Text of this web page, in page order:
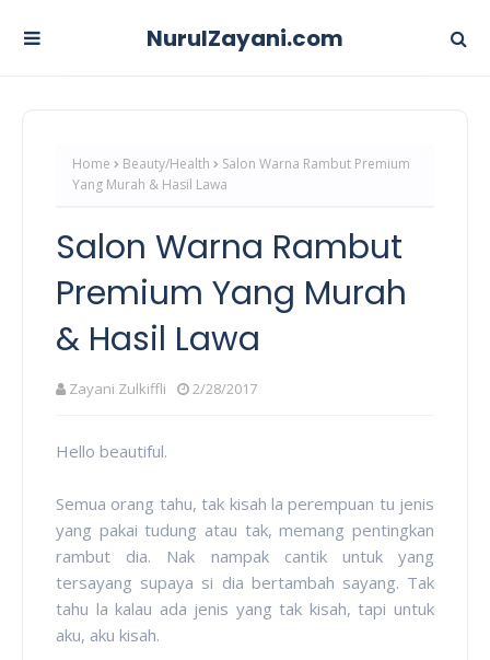
NurulZayani.com
Home Beauty/Health
Salon Warna Rambut Premium
Yang Murah & Hasil Lawa
Salon Warna Rambut
Premium Yang Murah
& Hasil Lawa
Zayani Zulkiffli 2/28/2017
Hello beautiful.
Semua orang tahu, tak kisah la perempuan tu jenis
yang pakai tudung atau tak, memang pentingkan
rambut dia. Nak nampak cantik untuk yang
tersayang supaya si dia bertambah sayang. Tak
tahu la kalau ada jenis yang tak kisah, tapi untuk
aku, aku kisah.